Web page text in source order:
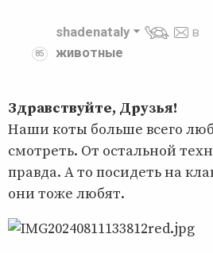
85
shadenataly
в
животные
Здравствуйте, Друзья!
Наши коты больше всего
смотреть. От остальной
правда. А то посидеть на
они тоже любят.